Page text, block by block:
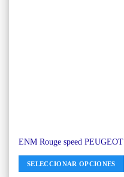
ENM Rouge speed PEUGEOT
SELECCIONAR OPCIONES